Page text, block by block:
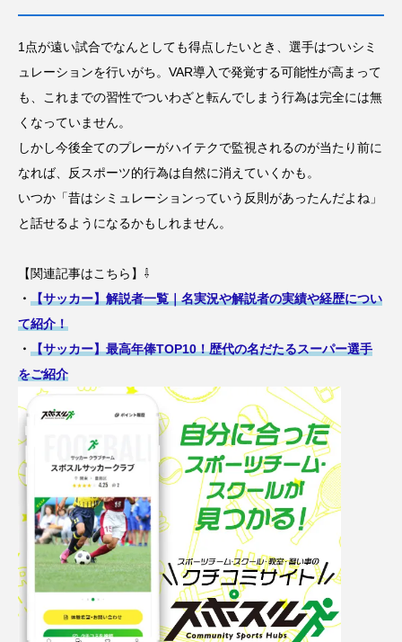
1点が遠い試合でなんとしても得点したいとき、選手はついシミ
ュレーションを行いがち。VAR導入で発覚する可能性が高まって
も、これまでの習性でついわざと転んでしまう行為は完全には無
くなっていません。
しかし今後全てのプレーがハイテクで監視されるのが当たり前に
なれば、反スポーツ的行為は自然に消えていくかも。
いつか「昔はシミュレーションっていう反則があったんだよね」
と話せるようになるかもしれません。
【関連記事はこちら】⇩
・ 【サッカー】解説者一覧｜名実況や解説者の実績や経歴につい
て紹介！
・ 【サッカー】最高年俸TOP10！歴代の名だたるスーパー選手
をご紹介